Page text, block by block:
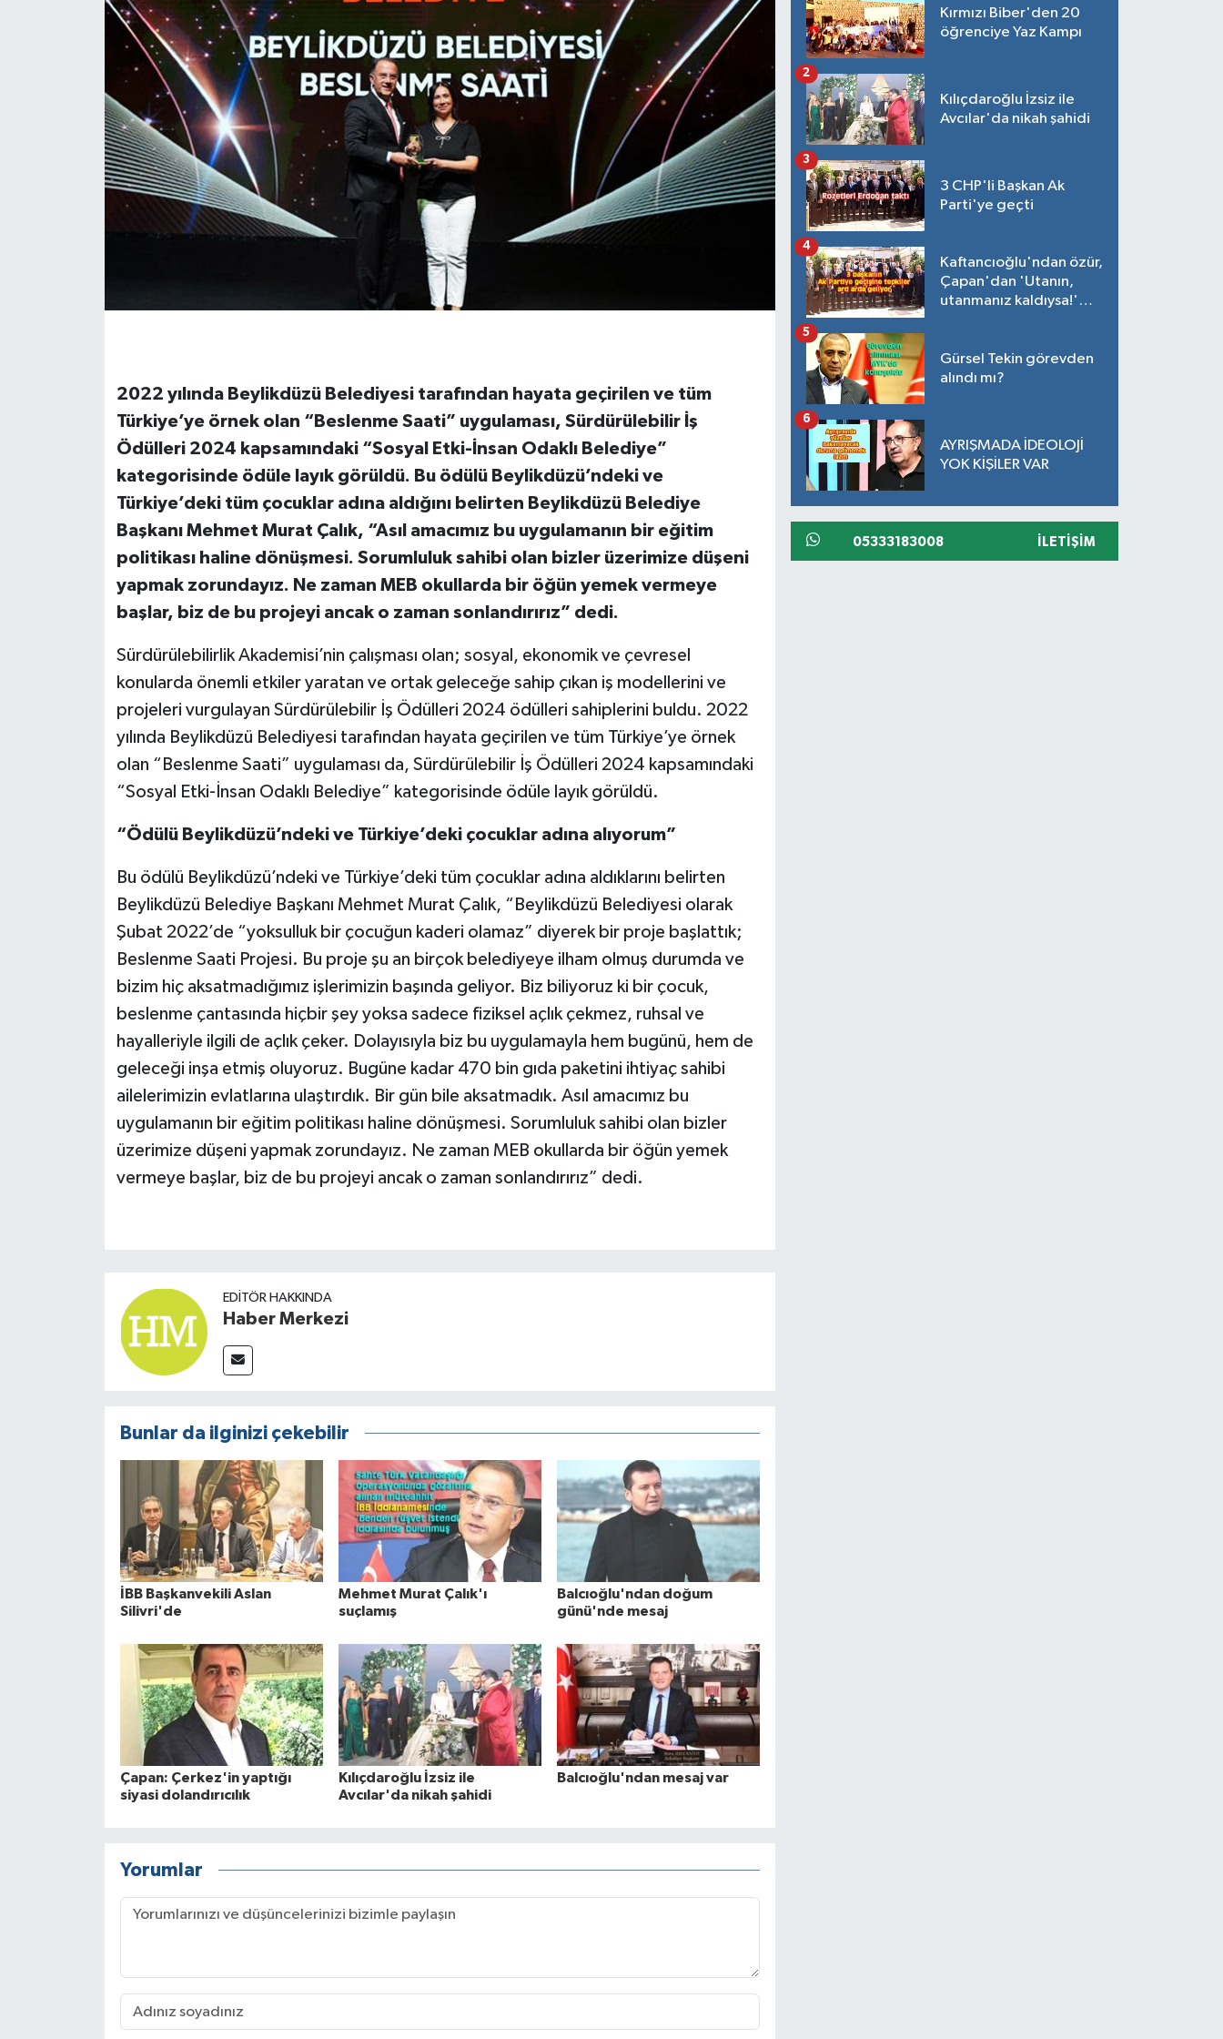
2022 yılında Beylikdüzü Belediyesi tarafından hayata geçirilen ve tüm
Türkiye’ye örnek olan “Beslenme Saati” uygulaması, Sürdürülebilir İş
Ödülleri 2024 kapsamındaki “Sosyal Etki-İnsan Odaklı Belediye”
kategorisinde ödüle layık görüldü. Bu ödülü Beylikdüzü’ndeki ve
Türkiye’deki tüm çocuklar adına aldığını belirten Beylikdüzü Belediye
Başkanı Mehmet Murat Çalık, “Asıl amacımız bu uygulamanın bir eğitim
politikası haline dönüşmesi. Sorumluluk sahibi olan bizler üzerimize düşeni
yapmak zorundayız. Ne zaman MEB okullarda bir öğün yemek vermeye
başlar, biz de bu projeyi ancak o zaman sonlandırırız” dedi.
Sürdürülebilirlik Akademisi’nin çalışması olan; sosyal, ekonomik ve çevresel
konularda önemli etkiler yaratan ve ortak geleceğe sahip çıkan iş modellerini ve
projeleri vurgulayan Sürdürülebilir İş Ödülleri 2024 ödülleri sahiplerini buldu. 2022
yılında Beylikdüzü Belediyesi tarafından hayata geçirilen ve tüm Türkiye’ye örnek
olan “Beslenme Saati” uygulaması da, Sürdürülebilir İş Ödülleri 2024 kapsamındaki
“Sosyal Etki-İnsan Odaklı Belediye” kategorisinde ödüle layık görüldü.
“Ödülü Beylikdüzü’ndeki ve Türkiye’deki çocuklar adına alıyorum”
Bu ödülü Beylikdüzü’ndeki ve Türkiye’deki tüm çocuklar adına aldıklarını belirten
Beylikdüzü Belediye Başkanı Mehmet Murat Çalık, “Beylikdüzü Belediyesi olarak
Şubat 2022’de “yoksulluk bir çocuğun kaderi olamaz” diyerek bir proje başlattık;
Beslenme Saati Projesi. Bu proje şu an birçok belediyeye ilham olmuş durumda ve
bizim hiç aksatmadığımız işlerimizin başında geliyor. Biz biliyoruz ki bir çocuk,
beslenme çantasında hiçbir şey yoksa sadece fiziksel açlık çekmez, ruhsal ve
hayalleriyle ilgili de açlık çeker. Dolayısıyla biz bu uygulamayla hem bugünü, hem de
geleceği inşa etmiş oluyoruz. Bugüne kadar 470 bin gıda paketini ihtiyaç sahibi
ailelerimizin evlatlarına ulaştırdık. Bir gün bile aksatmadık. Asıl amacımız bu
uygulamanın bir eğitim politikası haline dönüşmesi. Sorumluluk sahibi olan bizler
üzerimize düşeni yapmak zorundayız. Ne zaman MEB okullarda bir öğün yemek
vermeye başlar, biz de bu projeyi ancak o zaman sonlandırırız” dedi.
EDITÖR HAKKINDA
Haber Merkezi
Bunlar da ilginizi çekebilir
İBB Başkanvekili Aslan
Silivri'de
Mehmet Murat Çalık'ı
suçlamış
Balcıoğlu'ndan doğum
günü'nde mesaj
Çapan: Çerkez'in yaptığı
siyasi dolandırıcılık
Kılıçdaroğlu İzsiz ile
Avcılar'da nikah şahidi
Balcıoğlu'ndan mesaj var
Yorumlar
Kırmızı Biber'den 20
öğrenciye Yaz Kampı
Kılıçdaroğlu İzsiz ile
Avcılar'da nikah şahidi
2
3 CHP'li Başkan Ak
Parti'ye geçti
3
Kaftancıoğlu'ndan özür,
Çapan'dan 'Utanın,
utanmanız kaldıysa!'
4
Gürsel Tekin görevden
alındı mı?
5
AYRIŞMADA İDEOLOJİ
YOK KİŞİLER VAR
6
05333183008 İLETIŞIM